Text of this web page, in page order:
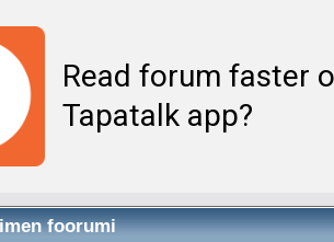
Read forum faster
Tapatalk app?
foorumi